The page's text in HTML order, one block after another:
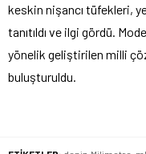
keskin nişancı tüfekleri,
tanıtıldı ve ilgi gördü.
yönelik geliştirilen milli
buluşturuldu.